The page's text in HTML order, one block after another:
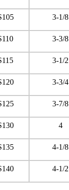
3-1/8
3-3/8
3-1/2
3-3/4
3-7/8
4
4-1/8
4-1/2